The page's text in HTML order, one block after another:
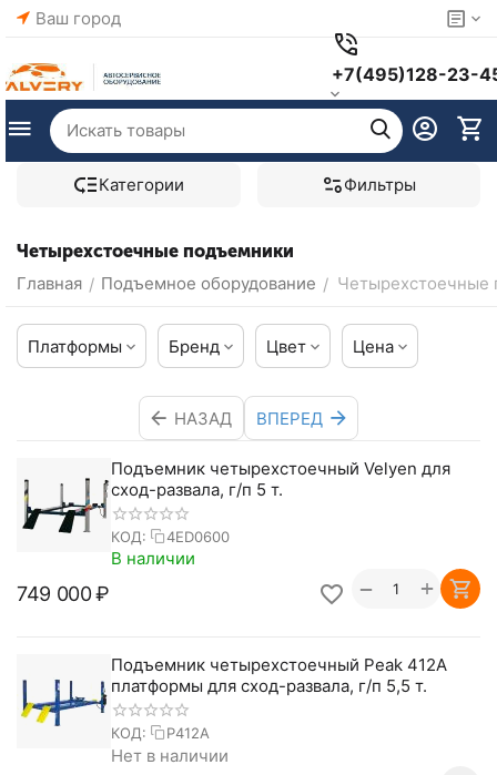
Ваш город
+7(495)128-23-
Категории Фильтры
Четырехстоечные подъемники
Главная / Подъемное оборудование / Четырехстоечные
Платформы Бренд Цвет Цена
НАЗАД ВПЕРЕД
Подъемник четырехстоечный Velyen для
сход-развала, г/п 5 т.
КОД: 4ED0600
В наличии
749 000₽ +
−
Подъемник четырехстоечный Peak 412A
платформы для сход-развала, г/п 5,5 т.
КОД: P412A
Нет в наличии